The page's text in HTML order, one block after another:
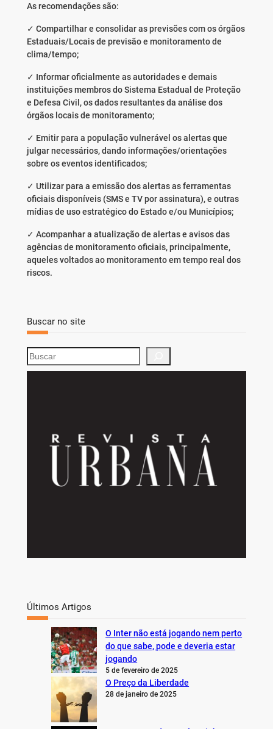
As recomendações são:
✓ Compartilhar e consolidar as previsões com os órgãos
Estaduais/Locais de previsão e monitoramento de
clima/tempo;
✓ Informar oficialmente as autoridades e demais
instituições membros do Sistema Estadual de Proteção
e Defesa Civil, os dados resultantes da análise dos
órgãos locais de monitoramento;
✓ Emitir para a população vulnerável os alertas que
julgar necessários, dando informações/orientações
sobre os eventos identificados;
✓ Utilizar para a emissão dos alertas as ferramentas
oficiais disponíveis (SMS e TV por assinatura), e outras
mídias de uso estratégico do Estado e/ou Municípios;
✓ Acompanhar a atualização de alertas e avisos das
agências de monitoramento oficiais, principalmente,
aqueles voltados ao monitoramento em tempo real dos
riscos.
Buscar no site
S
e
Últimos Artigos
O Inter não está jogando nem perto
do que sabe, pode e deveria estar
jogando
5 de fevereiro de 2025
O Preço da Liberdade
28 de janeiro de 2025